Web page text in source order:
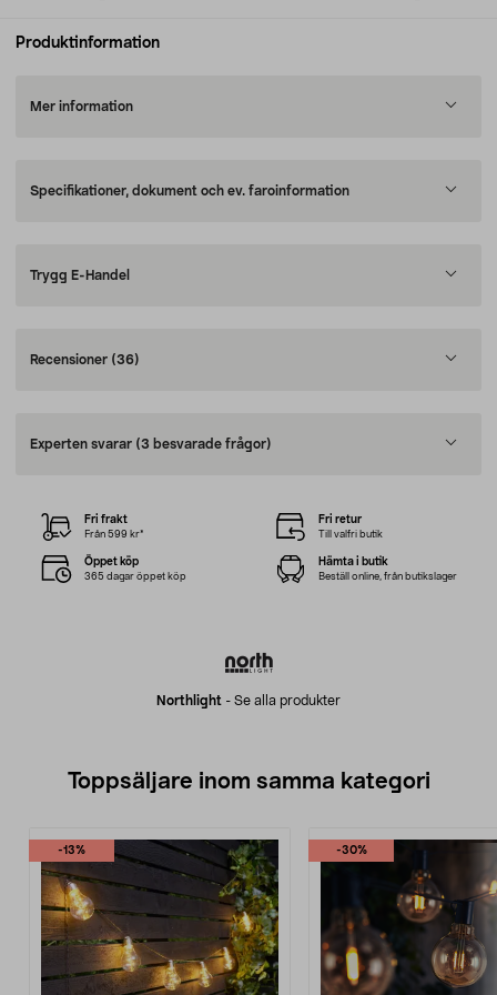
Produktinformation
Mer information
Specifikationer, dokument och ev. faroinformation
Trygg E-Handel
Recensioner (36)
Experten svarar (3 besvarade frågor)
Northlight - Se alla produkter
Fri frakt
Från 599 kr*
Fri retur
Till valfri butik
Öppet köp
365 dagar öppet köp
Hämta i butik
Beställ online, från butikslager
Toppsäljare inom samma kategori
-13% -30%